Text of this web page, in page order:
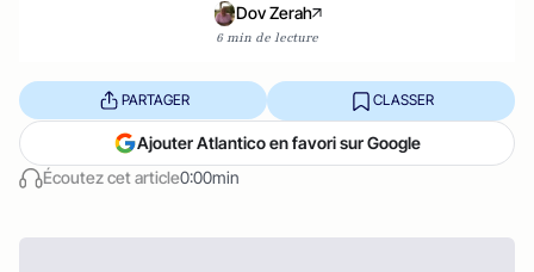
Dov Zerah
6 min de lecture
Écoutez cet article0:00min
PARTAGER CLASSER
Ajouter Atlantico en favori sur Google